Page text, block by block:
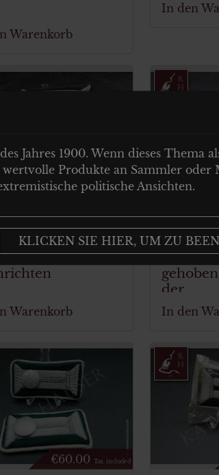
Warenkorb
In den
70.00
Heer Paar
für
der
Warenkorb
einen
der
In den
€60.00 Tax. included
Jahres 1900. Wenn dieses Thema
Produkte an Sammler oder
politische Ansichten.
KLICKEN SIE HIER, UM ZU